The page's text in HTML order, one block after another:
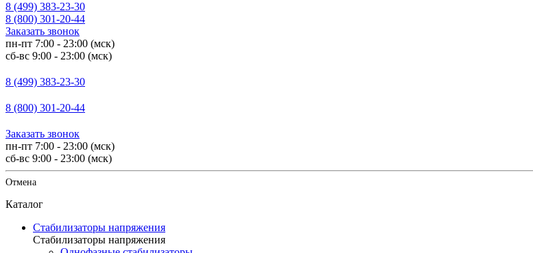
8 (499) 383-23-30
8 (800) 301-20-44
Заказать звонок
пн-пт 7:00 - 23:00 (мск)
сб-вс 9:00 - 23:00 (мск)
8 (499) 383-23-30
8 (800) 301-20-44
Заказать звонок
пн-пт 7:00 - 23:00 (мск)
сб-вс 9:00 - 23:00 (мск)
Отмена
Каталог
Стабилизаторы напряжения
Стабилизаторы напряжения